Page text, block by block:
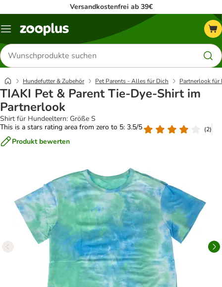
Versandkostenfrei ab 39€
Menü
Produkte
suchen
Hundefutter & Zubehör Pet Parents - Alles für Dich Partnerlook für
TIAKI Pet & Parent Tie-Dye-Shirt im
Partnerlook
Shirt für Hundeeltern: Größe S
This is a stars rating area from zero to 5: 3.5/5
(2)
Produkt bewerten